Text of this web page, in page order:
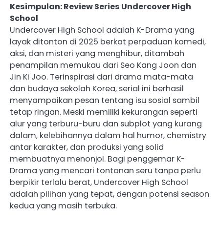
Kesimpulan: Review Series Undercover High
School
Undercover High School adalah K-Drama yang
layak ditonton di 2025 berkat perpaduan komedi,
aksi, dan misteri yang menghibur, ditambah
penampilan memukau dari Seo Kang Joon dan
Jin Ki Joo. Terinspirasi dari drama mata-mata
dan budaya sekolah Korea, serial ini berhasil
menyampaikan pesan tentang isu sosial sambil
tetap ringan. Meski memiliki kekurangan seperti
alur yang terburu-buru dan subplot yang kurang
dalam, kelebihannya dalam hal humor, chemistry
antar karakter, dan produksi yang solid
membuatnya menonjol. Bagi penggemar K-
Drama yang mencari tontonan seru tanpa perlu
berpikir terlalu berat, Undercover High School
adalah pilihan yang tepat, dengan potensi season
kedua yang masih terbuka.